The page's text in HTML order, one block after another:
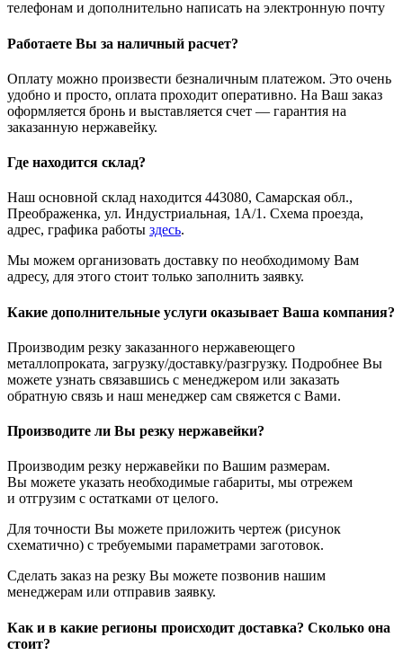
телефонам и дополнительно написать на электронную почту
Работаете Вы за наличный расчет?
Оплату можно произвести безналичным платежом. Это очень
удобно и просто, оплата проходит оперативно. На Ваш заказ
оформляется бронь и выставляется счет — гарантия на
заказанную нержавейку.
Где находится склад?
Наш основной склад находится 443080, Самарская обл.,
Преображенка, ул. Индустриальная, 1А/1. Схема проезда,
адрес, графика работы здесь.
Мы можем организовать доставку по необходимому Вам
адресу, для этого стоит только заполнить заявку.
Какие дополнительные услуги оказывает Ваша компания?
Производим резку заказанного нержавеющего
металлопроката, загрузку/доставку/разгрузку. Подробнее Вы
можете узнать связавшись с менеджером или заказать
обратную связь и наш менеджер сам свяжется с Вами.
Производите ли Вы резку нержавейки?
Производим резку нержавейки по Вашим размерам.
Вы можете указать необходимые габариты, мы отрежем
и отгрузим с остатками от целого.
Для точности Вы можете приложить чертеж (рисунок
схематично) с требуемыми параметрами заготовок.
Сделать заказ на резку Вы можете позвонив нашим
менеджерам или отправив заявку.
Как и в какие регионы происходит доставка? Сколько она
стоит?